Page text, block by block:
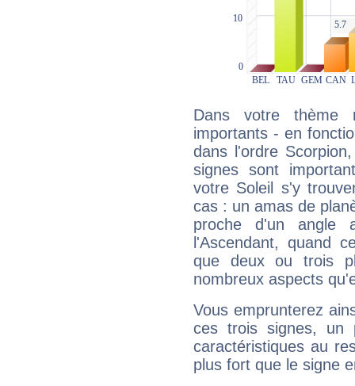
Dans votre thème
importants - en
dans l'ordre
signes sont
votre Soleil s'y
cas : un amas de
proche d'un
l'Ascendant, quand
que deux ou trois
nombreux aspects
Vous emprunterez
ces trois signes, un
caractéristiques au
plus fort que le signe